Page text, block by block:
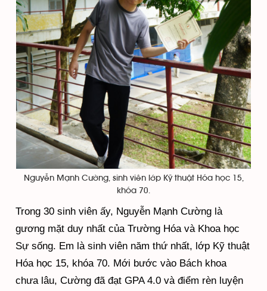
Nguyễn Mạnh Cường, sinh viên lớp Kỹ thuật Hóa học 15,
khóa 70.
Trong 30 sinh viên ấy, Nguyễn Mạnh Cường là
gương mặt duy nhất của Trường Hóa và Khoa học
Sự sống. Em là sinh viên năm thứ nhất, lớp Kỹ thuật
Hóa học 15, khóa 70. Mới bước vào Bách khoa
chưa lâu, Cường đã đạt GPA 4.0 và điểm rèn luyện